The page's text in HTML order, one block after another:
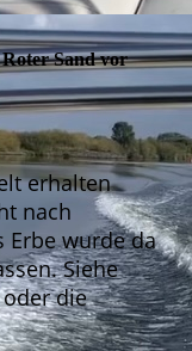
Sand vor
erhalten
nach
Erbe wurde da
Siehe
oder die